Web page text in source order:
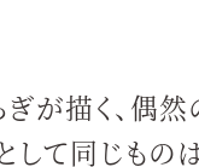
が描く、偶然
して同じもの